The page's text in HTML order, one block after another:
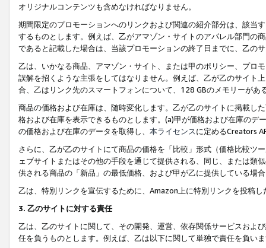
オリジナルコンテンツも含めなければなりません。
期間限定のプロモーションへのリンクおよび関連の紹介部分は、該当
するものとします。例えば、乙がアマゾン・サイトのアパレル部門の
であると記載した場合は、当該プロモーションの終了日までに、乙の
乙は、いかなる商品、アマゾン・サイト、または甲のポリシー、プロ
誤解を招くような主張をしてはなりません。例えば、乙が乙のサイト
合、乙はリンク先のスマートフォンについて、128 GBのメモリーがあ
商品の価格および在庫は、随時変化します。乙が乙のサイトに掲載し
格および在庫を表示できるものとします。(a)甲が価格および在庫の
の価格および在庫のデータを取得し、 本ライセンスに定めるCreators
さらに、乙が乙のサイトにて商品の価格を「比較」形式（価格比較ツ
ェブサイトまたはその他の手段を通じて提供される、同じ、または類
供される商品の「新品」の最低価格、および甲が乙に提供している場
乙は、特別リンクを宣伝するために、Amazon上に特別リンクを投稿
3. 乙のサイトに対する責任
乙は、乙のサイトに関して、その開発、運営、依存関係サービスおよ
任を負うものとします。例えば、乙は以下に関して単独で責任を負い